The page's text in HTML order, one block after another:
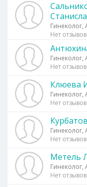
Гинеколог,
Нет отзывов
Гинеколог,
Нет отзывов
Клюева
Гинеколог,
Нет отзывов
Гинеколог,
Нет отзывов
Метель
Гинеколог,
Нет отзывов